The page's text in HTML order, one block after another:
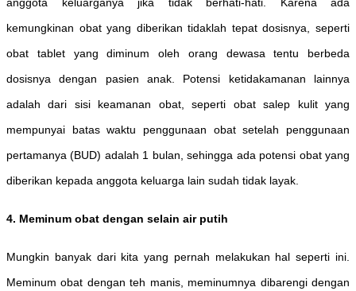
kemungkinan obat yang diberikan tidaklah tepat dosisnya, seperti
obat tablet yang diminum oleh orang dewasa tentu berbeda
dosisnya dengan pasien anak. Potensi ketidakamanan lainnya
adalah dari sisi keamanan obat, seperti obat salep kulit yang
mempunyai batas waktu penggunaan obat setelah penggunaan
pertamanya (BUD) adalah 1 bulan, sehingga ada potensi obat yang
diberikan kepada anggota keluarga lain sudah tidak layak.
4. Meminum obat dengan selain air putih
Mungkin banyak dari kita yang pernah melakukan hal seperti ini.
Meminum obat dengan teh manis, meminumnya dibarengi dengan